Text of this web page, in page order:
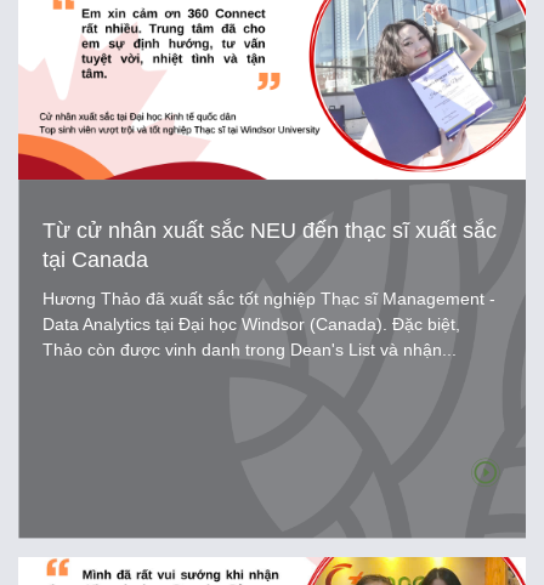
Từ cử nhân xuất sắc NEU đến thạc sĩ xuất sắc
tại Canada
Hương Thảo đã xuất sắc tốt nghiệp Thạc sĩ Management -
Data Analytics tại Đại học Windsor (Canada). Đặc biệt,
Thảo còn được vinh danh trong Dean's List và nhận...